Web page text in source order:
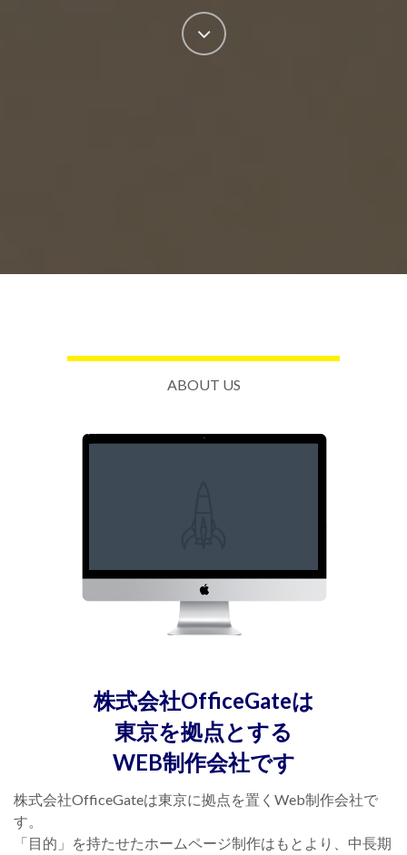
ABOUT US
株式会社OfficeGateは
東京を拠点とする
WEB制作会社です
株式会社OfficeGateは東京に拠点を置くWeb制作会社で
す。
「目的」を持たせたホームページ制作はもとより、中長期